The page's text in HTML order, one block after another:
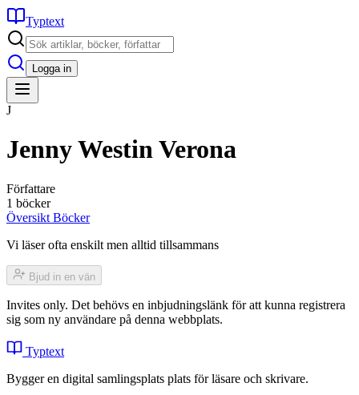
Typtext
Logga in
J
Jenny Westin Verona
Författare
1 böcker
Översikt Böcker
Vi läser ofta enskilt men alltid tillsammans
Bjud in en vän
Invites only. Det behövs en inbjudningslänk för att kunna registrera
sig som ny användare på denna webbplats.
Typtext
Bygger en digital samlingsplats plats för läsare och skrivare.